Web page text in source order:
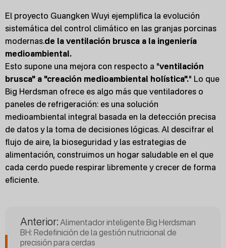
El proyecto Guangken Wuyi ejemplifica la evolución
sistemática del control climático en las granjas porcinas
modernas.de la ventilación brusca a la ingeniería
medioambiental.
Esto supone una mejora con respecto a "ventilación
brusca" a "creación medioambiental holística"." Lo que
Big Herdsman ofrece es algo más que ventiladores o
paneles de refrigeración: es una solución
medioambiental integral basada en la detección precisa
de datos y la toma de decisiones lógicas. Al descifrar el
flujo de aire, la bioseguridad y las estrategias de
alimentación, construimos un hogar saludable en el que
cada cerdo puede respirar libremente y crecer de forma
eficiente.
Anterior: Alimentador inteligente Big Herdsman
BH: Redefinición de la gestión nutricional de
precisión para cerdas